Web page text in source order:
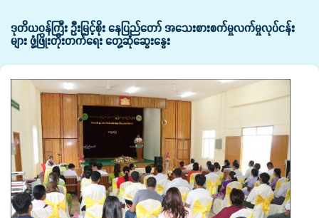
ဒုတိယဝန်ကြီး ဦးမြင့်စိုး နေပြည်တော် အသေးစားစက်မှုလက်မှုလုပ်ငန်း
များ ဖွံ့ဖြိုးတိုးတက်ရေး တွေ့ဆုံဆွေးနွေး